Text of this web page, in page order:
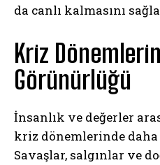
da canlı kalmasını
Kriz
Görünürlüğü
İnsanlık ve değerler
kriz dönemlerinde
Savaşlar, salgınlar ve